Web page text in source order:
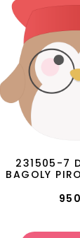
231505-7
BAGOLY
950